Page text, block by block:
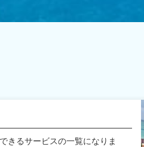
きるサービスの一覧になりま